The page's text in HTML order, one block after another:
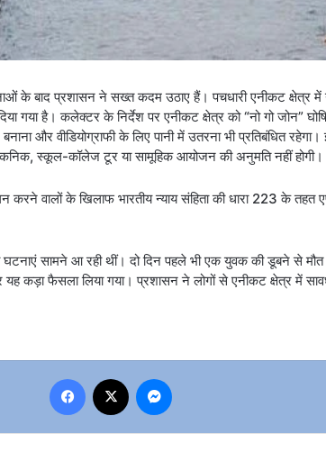
के बाद प्रशासन ने सख्त कदम उठाए हैं। पचधारी एनीकट क्षेत्र में
गया है। कलेक्टर के निर्देश पर एनीकट क्षेत्र को “नो गो जोन”
और वीडियोग्राफी के लिए पानी में उतरना भी प्रतिबंधित रहेगा।
स्कूल-कॉलेज टूर या सामूहिक आयोजन की अनुमति नहीं होगी।
वालों के खिलाफ भारतीय न्याय संहिता की धारा 223 के
सामने आ रही थीं। दो दिन पहले भी एक युवक की डूबने से मौत
कड़ा फैसला लिया गया। प्रशासन ने लोगों से एनीकट क्षेत्र में
Facebook